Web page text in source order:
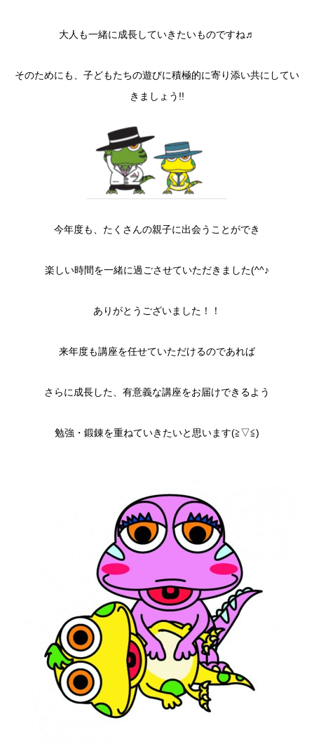
大人も一緒に成長していきたいものですね♬
そのためにも、子どもたちの遊びに積極的に寄り添い共にしてい
きましょう!!
今年度も、たくさんの親子に出会うことができ
楽しい時間を一緒に過ごさせていただきました(^^♪
ありがとうございました！！
来年度も講座を任せていただけるのであれば
さらに成長した、有意義な講座をお届けできるよう
勉強・鍛錬を重ねていきたいと思います(≧▽≦)